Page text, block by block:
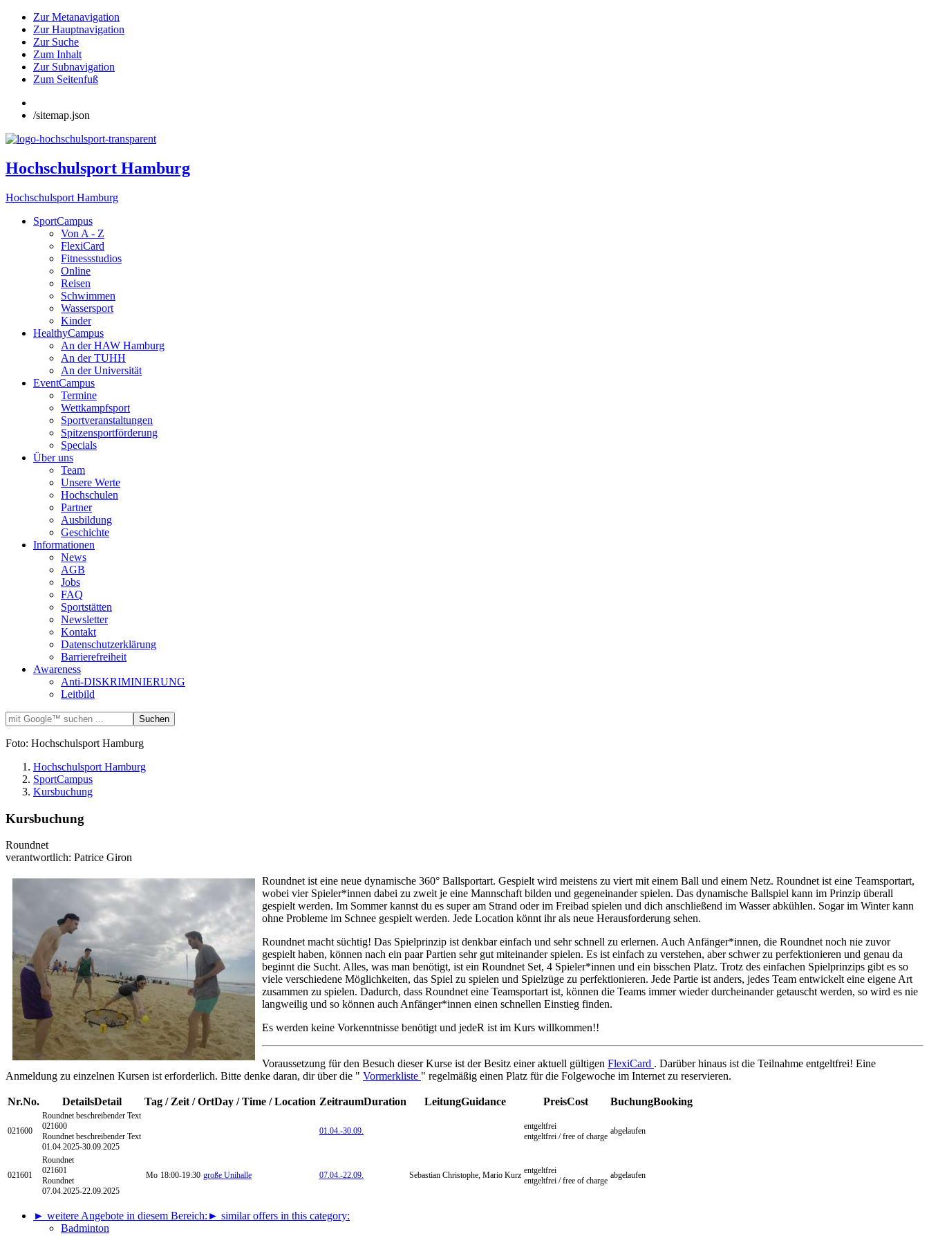
Zur Metanavigation
Zur Hauptnavigation
Zur Suche
Zum Inhalt
Zur Subnavigation
Zum Seitenfuß
/sitemap.json
Hochschulsport Hamburg
Hochschulsport Hamburg
SportCampus
Von A - Z
FlexiCard
Fitnessstudios
Online
Reisen
Schwimmen
Wassersport
Kinder
HealthyCampus
An der HAW Hamburg
An der TUHH
An der Universität
EventCampus
Termine
Wettkampfsport
Sportveranstaltungen
Spitzensportförderung
Specials
Über uns
Team
Unsere Werte
Hochschulen
Partner
Ausbildung
Geschichte
Informationen
News
AGB
Jobs
FAQ
Sportstätten
Newsletter
Kontakt
Datenschutzerklärung
Barrierefreiheit
Awareness
Anti-DISKRIMINIERUNG
Leitbild
Foto: Hochschulsport Hamburg
Hochschulsport Hamburg
SportCampus
Kursbuchung
Kursbuchung
Roundnet
verantwortlich: Patrice Giron
Roundnet ist eine neue dynamische 360° Ballsportart. Gespielt wird meistens zu viert mit einem Ball und einem Netz. Roundnet ist eine Teamsportart,
wobei vier Spieler*innen dabei zu zweit je eine Mannschaft bilden und gegeneinander spielen. Das dynamische Ballspiel kann im Prinzip überall
gespielt werden. Im Sommer kannst du es super am Strand oder im Freibad spielen und dich anschließend im Wasser abkühlen. Sogar im Winter kann
ohne Probleme im Schnee gespielt werden. Jede Location könnt ihr als neue Herausforderung sehen.
Roundnet macht süchtig! Das Spielprinzip ist denkbar einfach und sehr schnell zu erlernen. Auch Anfänger*innen, die Roundnet noch nie zuvor
gespielt haben, können nach ein paar Partien sehr gut miteinander spielen. Es ist einfach zu verstehen, aber schwer zu perfektionieren und genau da
beginnt die Sucht. Alles, was man benötigt, ist ein Roundnet Set, 4 Spieler*innen und ein bisschen Platz. Trotz des einfachen Spielprinzips gibt es so
viele verschiedene Möglichkeiten, das Spiel zu spielen und Spielzüge zu perfektionieren. Jede Partie ist anders, jedes Team entwickelt eine eigene Art
zusammen zu spielen. Dadurch, dass Roundnet eine Teamsportart ist, können die Teams immer wieder durcheinander getauscht werden, so wird es nie
langweilig und so können auch Anfänger*innen einen schnellen Einstieg finden.
Es werden keine Vorkenntnisse benötigt und jedeR ist im Kurs willkommen!!
Voraussetzung für den Besuch dieser Kurse ist der Besitz einer aktuell gültigen FlexiCard . Darüber hinaus ist die Teilnahme entgeltfrei! Eine
Anmeldung zu einzelnen Kursen ist erforderlich. Bitte denke daran, dir über die " Vormerkliste " regelmäßig einen Platz für die Folgewoche im Internet zu reservieren.
Nr.No. DetailsDetail Tag / Zeit / OrtDay / Time / Location ZeitraumDuration LeitungGuidance PreisCost BuchungBooking
021600
Roundnetbeschreibender Text
021600
Roundnet beschreibender Text
01.04.2025-30.09.2025
01.04.-30.09.
entgeltfrei
entgeltfrei / free of charge
abgelaufen
021601
Roundnet
021601
Roundnet
07.04.2025-22.09.2025
Mo 18:00-19:30 große Unihalle 07.04.-22.09. Sebastian Christophe, Mario Kurz entgeltfrei
entgeltfrei / free of charge
abgelaufen
► weitere Angebote in diesem Bereich: ► similar offers in this category:
Badminton